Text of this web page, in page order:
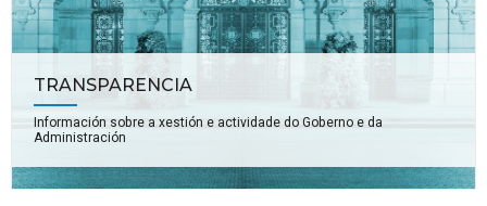
TRANSPARENCIA
Información sobre a xestión e actividade do Goberno e da
Administración